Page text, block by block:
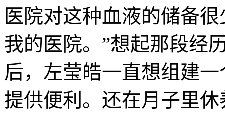
医院对这种血液的储备
我的医院。”想起那段经
后，左莹皓一直想组建
提供便利。还在月子里